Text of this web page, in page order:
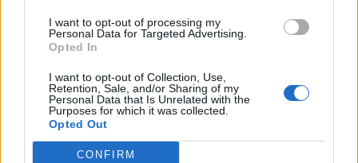
I want to opt-out of processing my
Personal Data for Targeted Advertising.
Opted In
I want to opt-out of Collection, Use,
Retention, Sale, and/or Sharing of my
Personal Data that Is Unrelated with the
Purposes for which it was collected.
Opted Out
CONFIRM
Apr 10, 2020
Living Forum Legend
vovaalex75 said:↑
а вообще продам перса.